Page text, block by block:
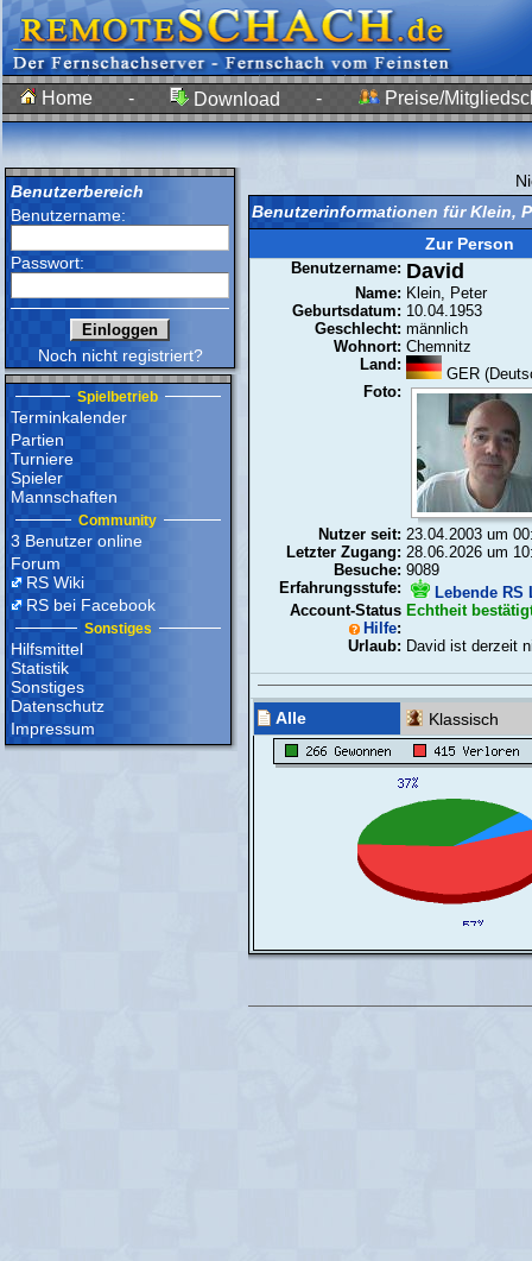
Home - Download - Preise/
Benutzerbereich
Benutzername:
Passwort:
Noch nicht registriert?
Spielbetrieb
Terminkalender
Partien
Turniere
Spieler
Mannschaften
Community
3 Benutzer online
Forum
RS Wiki
RS bei Facebook
Sonstiges
Hilfsmittel
Statistik
Sonstiges
Datenschutz
Impressum
Benutzerinformationen für Klein,
Zur Person
Benutzername: David
Name: Klein, Peter
Geburtsdatum: 10.04.1953
Geschlecht: männlich
Wohnort: Chemnitz
Land:
GER
Foto:
Nutzer seit: 23.04.2003 um
Letzter Zugang: 28.06.2026 um
Besuche: 9089
Erfahrungsstufe:
Lebende RS
Account-Status
Hilfe:
Echtheit
Urlaub: David ist derzeit
Alle Klassisch